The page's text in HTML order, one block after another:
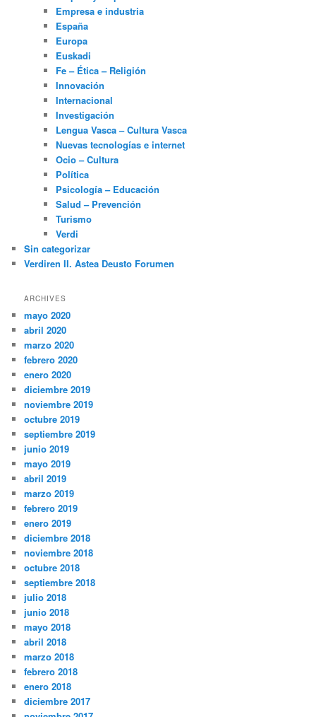
Empresa e industria
España
Europa
Euskadi
Fe – Ética – Religión
Innovación
Internacional
Investigación
Lengua Vasca – Cultura Vasca
Nuevas tecnologías e internet
Ocio – Cultura
Política
Psicología – Educación
Salud – Prevención
Turismo
Verdi
Sin categorizar
Verdiren II. Astea Deusto Forumen
ARCHIVES
mayo 2020
abril 2020
marzo 2020
febrero 2020
enero 2020
diciembre 2019
noviembre 2019
octubre 2019
septiembre 2019
junio 2019
mayo 2019
abril 2019
marzo 2019
febrero 2019
enero 2019
diciembre 2018
noviembre 2018
octubre 2018
septiembre 2018
julio 2018
junio 2018
mayo 2018
abril 2018
marzo 2018
febrero 2018
enero 2018
diciembre 2017